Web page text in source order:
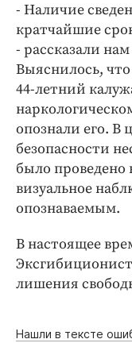
- Наличие
кратчайшие
- рассказали
Выяснилось,
44-летний
опознали его. В
безопасности
было
визуальное
опознаваемым.
В настоящее
лишения
Нашли в тексте